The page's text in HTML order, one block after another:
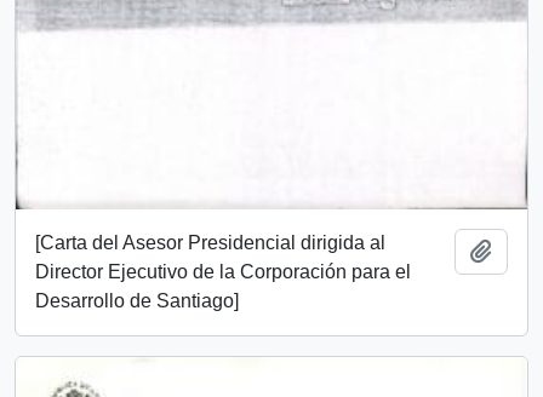
[Carta del Asesor Presidencial dirigida al
Director Ejecutivo de la Corporación para el
Desarrollo de Santiago]